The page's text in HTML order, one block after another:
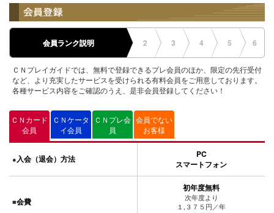
会員ランク説明 2 3 4 5 6
ＣＮプレイガイドでは、無料で登録できるプレ会員のほか、限定の先行受付
など、より充実したサービスを受けられる有料会員をご用意しております。
各種サービス内容をご確認のうえ、是非会員登録してください！
ＣＮカード
会員
ＣＮケータ
イ会員
ＣＮプレ会
員
会員でない
お客様
●入会（退会）方法
PC
スマートフォン
■会費
初年度無料
次年度より
１,３７５円／年